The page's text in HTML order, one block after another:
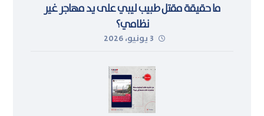
ما حقيقة مقتل طبيب ليبي على يد مهاجر غير
نظامي؟
3 يونيو، 2026